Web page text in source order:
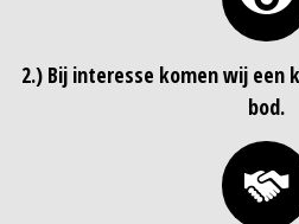
2.) Bij interesse komen wij een
bod.